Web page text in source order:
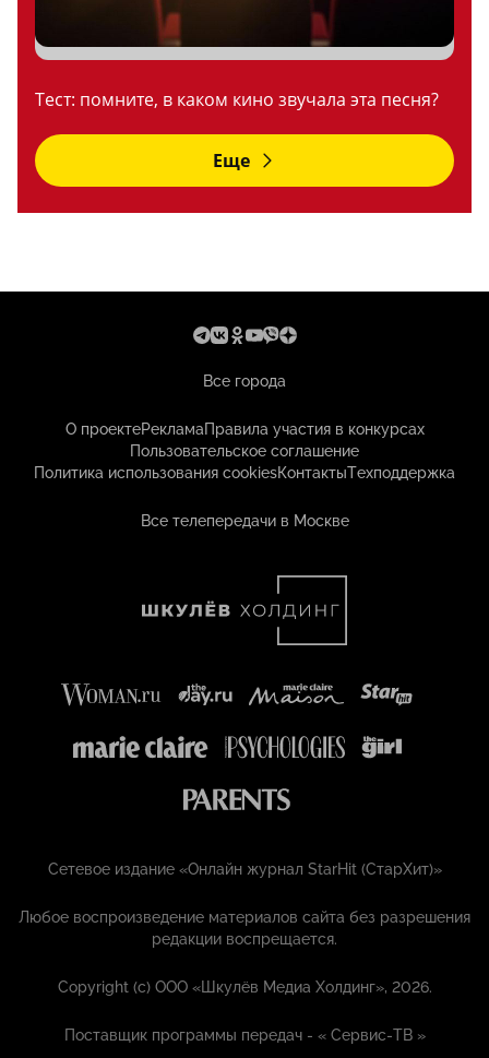
Тест: помните, в каком кино звучала эта песня?
Еще
Все города
О проектеРекламаПравила участия в конкурсах
Пользовательское соглашение
Политика использования cookiesКонтактыТехподдержка
Все телепередачи в Москве
Сетевое издание «Онлайн журнал StarHit (СтарХит)»
Любое воспроизведение материалов сайта без разрешения
редакции воспрещается.
Copyright (с) ООО «Шкулёв Медиа Холдинг», 2026.
Поставщик программы передач - «Сервис-ТВ »